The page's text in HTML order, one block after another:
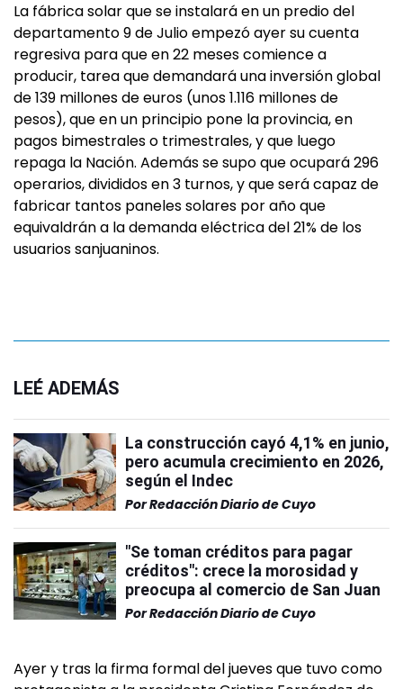
La fábrica solar que se instalará en un predio del
departamento 9 de Julio empezó ayer su cuenta
regresiva para que en 22 meses comience a
producir, tarea que demandará una inversión global
de 139 millones de euros (unos 1.116 millones de
pesos), que en un principio pone la provincia, en
pagos bimestrales o trimestrales, y que luego
repaga la Nación. Además se supo que ocupará 296
operarios, divididos en 3 turnos, y que será capaz de
fabricar tantos paneles solares por año que
equivaldrán a la demanda eléctrica del 21% de los
usuarios sanjuaninos.
LEÉ ADEMÁS
La construcción cayó 4,1% en junio,
pero acumula crecimiento en 2026,
según el Indec
PorRedacción Diario de Cuyo
"Se toman créditos para pagar
créditos": crece la morosidad y
preocupa al comercio de San Juan
PorRedacción Diario de Cuyo
Ayer y tras la firma formal del jueves que tuvo como